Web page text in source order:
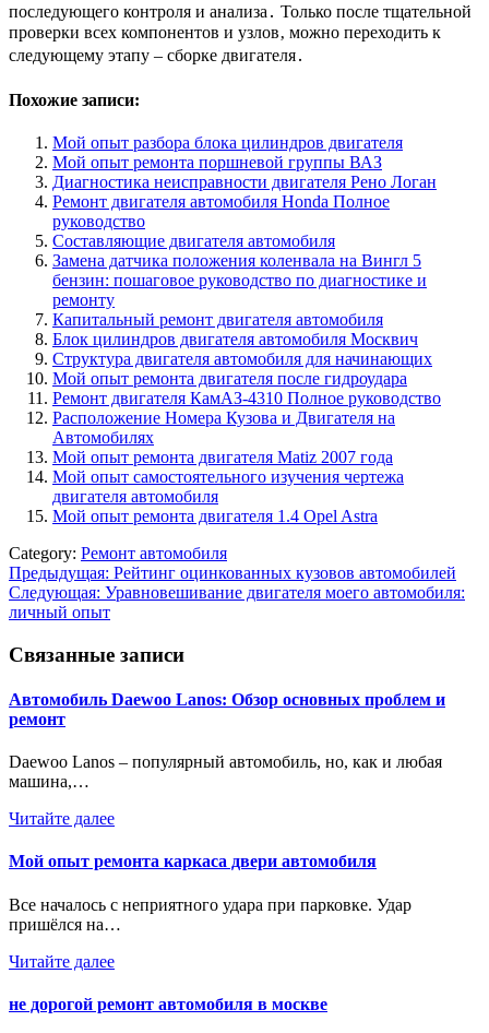
последующего контроля и анализа․ Только после тщательной
проверки всех компонентов и узлов‚ можно переходить к
следующему этапу – сборке двигателя․
Похожие записи:
Мой опыт разбора блока цилиндров двигателя
Мой опыт ремонта поршневой группы ВАЗ
Диагностика неисправности двигателя Рено Логан
Ремонт двигателя автомобиля Honda Полное
руководство
Составляющие двигателя автомобиля
Замена датчика положения коленвала на Вингл 5
бензин: пошаговое руководство по диагностике и
ремонту
Капитальный ремонт двигателя автомобиля
Блок цилиндров двигателя автомобиля Москвич
Структура двигателя автомобиля для начинающих
Мой опыт ремонта двигателя после гидроудара
Ремонт двигателя КамАЗ-4310 Полное руководство
Расположение Номера Кузова и Двигателя на
Автомобилях
Мой опыт ремонта двигателя Matiz 2007 года
Мой опыт самостоятельного изучения чертежа
двигателя автомобиля
Мой опыт ремонта двигателя 1.4 Opel Astra
Category: Ремонт автомобиля
Навигация
по
Предыдущая: Рейтинг оцинкованных кузовов автомобилей
Следующая: Уравновешивание двигателя моего автомобиля:
личный опыт
Связанные записи
Автомобиль Daewoo Lanos: Обзор основных проблем и
ремонт
Daewoo Lanos – популярный автомобиль, но, как и любая
машина,…
Читайте далее
Мой опыт ремонта каркаса двери автомобиля
Все началось с неприятного удара при парковке. Удар
пришёлся на…
Читайте далее
не дорогой ремонт автомобиля в москве